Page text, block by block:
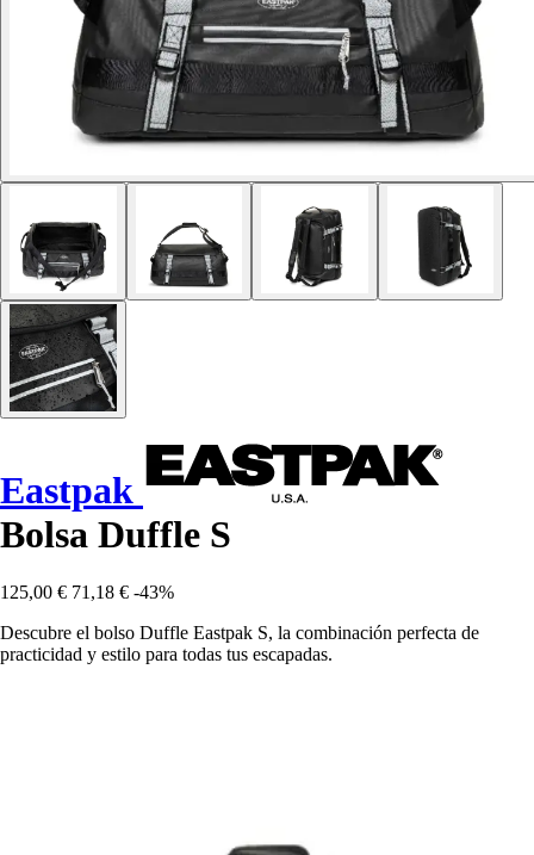
Eastpak
Bolsa Duffle S
125,00 € 71,18 € -43%
Descubre el bolso Duffle Eastpak S, la combinación perfecta de
practicidad y estilo para todas tus escapadas.